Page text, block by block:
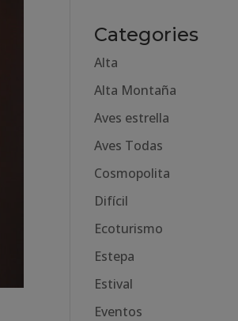
Categories
Alta
Alta Montaña
Aves estrella
Aves Todas
Cosmopolita
Difícil
Ecoturismo
Estepa
Estival
Eventos